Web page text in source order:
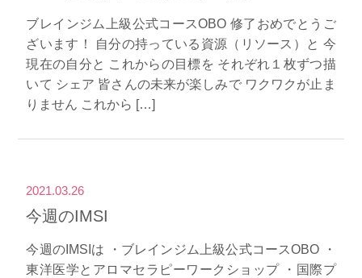
ブレインジム上級公式コースOBO 修了おめでとうご
ざいます！ 自分の持っている資源（リソース）と 今
現在の自分と これからの目標を それぞれ１枚ずつ描
いて シェア 皆さんの未来が楽しみで ワクワクが止ま
りません これから […]
2021.03.26
今週のIMSI
今週のIMSIは ・ブレインジム上級公式コースOBO ・
東洋医学とアロマセラピーワークショップ ・国際プ